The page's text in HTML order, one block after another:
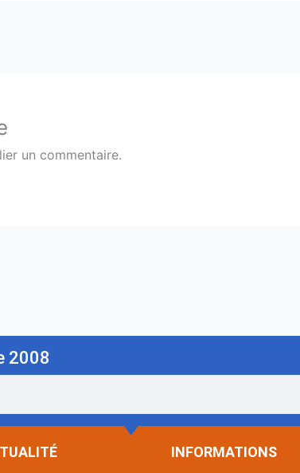
un commentaire.
2008
INFORMATIONS